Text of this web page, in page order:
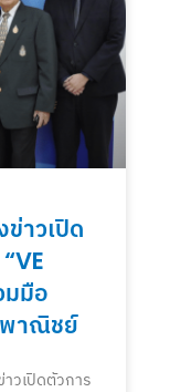
าวเปิด
มมือ
พาณิชย์
าวเปิดตัวการ